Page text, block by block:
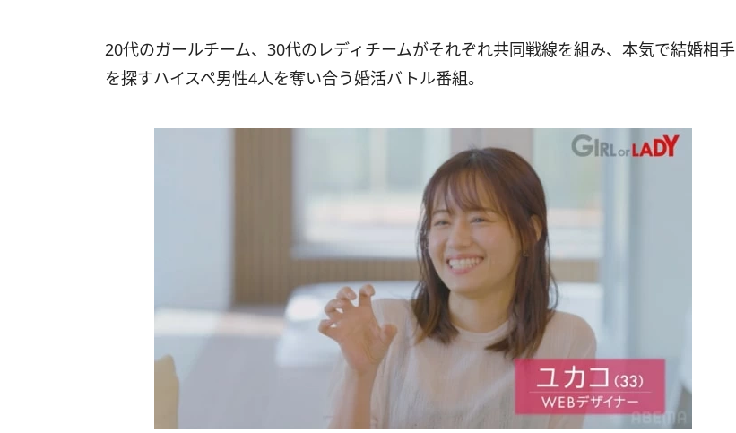
20代のガールチーム、30代のレディチームがそれぞれ共同戦線を組み、本気で結婚相手
を探すハイスペ男性4人を奪い合う婚活バトル番組。